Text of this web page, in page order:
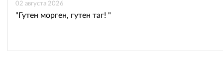
02 августа 2026
"Гутен морген, гутен таг! "